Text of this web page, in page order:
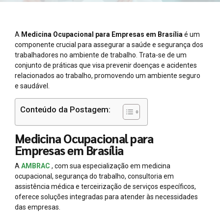
A Medicina Ocupacional para Empresas em Brasília é um
componente crucial para assegurar a saúde e segurança dos
trabalhadores no ambiente de trabalho. Trata-se de um
conjunto de práticas que visa prevenir doenças e acidentes
relacionados ao trabalho, promovendo um ambiente seguro
e saudável.
Conteúdo da Postagem:
Medicina Ocupacional para
Empresas em Brasília
A AMBRAC , com sua especialização em medicina
ocupacional, segurança do trabalho, consultoria em
assistência médica e terceirização de serviços específicos,
oferece soluções integradas para atender às necessidades
das empresas.